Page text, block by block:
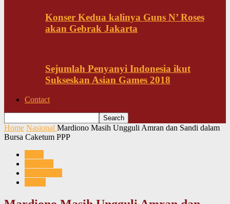
Konser Kedua kalinya Guns N’ Roses
akan Gebrak Jakarta
Sejumlah Penyanyi Indonesia ikut
Sukseskan Asian Games 2018
Contact
Home Nasional Mardiono Masih Ungguli Amran dan Sandi dalam
Bursa Caketum PPP